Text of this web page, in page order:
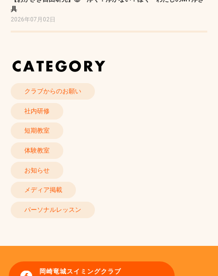
具
2026年07月02日
クラブからのお願い
社内研修
短期教室
体験教室
お知らせ
メディア掲載
パーソナルレッスン
岡崎竜城スイミングクラブ